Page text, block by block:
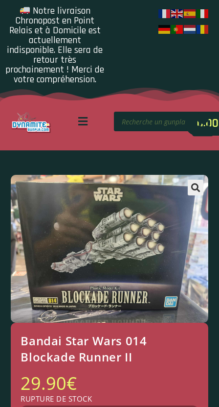
Notre livraison
Chronopost en Point
Relais et à Domicile est
actuellement
indisponible. Elle sera de
retour très
prochainement ! Merci de
votre compréhension.
0.00
Bandai Star Wars 014
Blockade Runner II
29.90€
RUPTURE DE STOCK